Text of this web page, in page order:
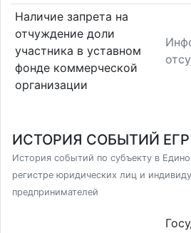
Наличие запрета на
отчуждение доли
участника в уставном
фонде коммерческой
организации
ИСТОРИЯ СОБЫТИЙ
История событий по субъекту в
регистре юридических лиц и
предпринимателей